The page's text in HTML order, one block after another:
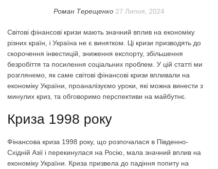
Роман Терещенко 27 Липня, 2024
Світові фінансові кризи мають значний вплив на економіку
різних країн, і Україна не є винятком. Ці кризи призводять до
скорочення інвестицій, зниження експорту, збільшення
безробіття та посилення соціальних проблем. У цій статті ми
розглянемо, як саме світові фінансові кризи впливали на
економіку України, проаналізуємо уроки, які можна винести з
минулих криз, та обговоримо перспективи на майбутнє.
Криза 1998 року
Фінансова криза 1998 року, що розпочалася в Південно-
Східній Азії і перекинулася на Росію, мала значний вплив на
економіку України. Криза призвела до падіння попиту на